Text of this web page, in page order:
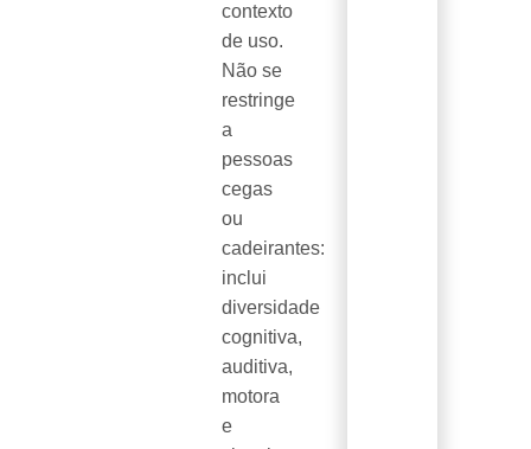
contexto
de uso.
Não se
restringe
a
pessoas
cegas
ou
cadeirantes:
inclui
diversidade
cognitiva,
auditiva,
motora
e